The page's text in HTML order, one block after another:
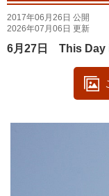
2017年06月26日 公開
2026年07月06日 更新
6月27日 This Day